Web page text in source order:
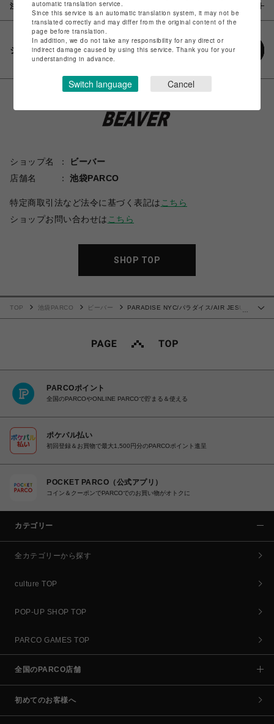
注意事項
シェアする
ショップ名
ビーバー
店舗名
池袋PARCO
特定商取引法など法令に基づく表記は こちら
ショップお問い合わせは こちら
SHOP TOP
TOP 池袋PARCO ビーバー
PARADISE NYC/パラダイス/AIR JESUS
PARCOポイント
全国のPARCOやONLINE PARCOで貯まる＆使える
ポケパル払い
初回登録＆お買物で最大1,500円分のPARCOポイント進呈
POCKET PARCO（公式アプリ）
コイン＆クーポンでPARCOでのお買い物がオトクに
カテゴリー
全カテゴリーから探す
culture TOP
POP-UP SHOP TOP
PARCO GAMES TOP
全国のPARCO店舗
初めてのお客様へ
automatic translation service.
Since this service is an automatic translation system, it may not be
translated correctly and may differ from the original content of the
page before translation.
In addition, we do not take any responsibility for any direct or
indirect damage caused by using this service. Thank you for your
understanding in advance.
Switch language Cancel